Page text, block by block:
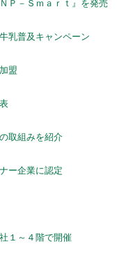
Ｐ－Ｓｍａｒｔ』を発売
乳普及キャンペーン
盟
取組みを紹介
ー企業に認定
１～４階で開催